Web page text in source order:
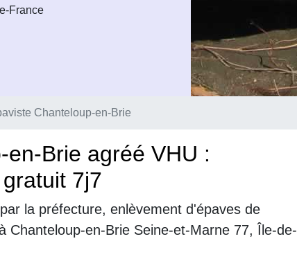
France
Chanteloup-en-Brie
Brie agréé VHU :
7j7
la préfecture, enlèvement d'épaves de
Chanteloup-en-Brie Seine-et-Marne 77, Île-de-